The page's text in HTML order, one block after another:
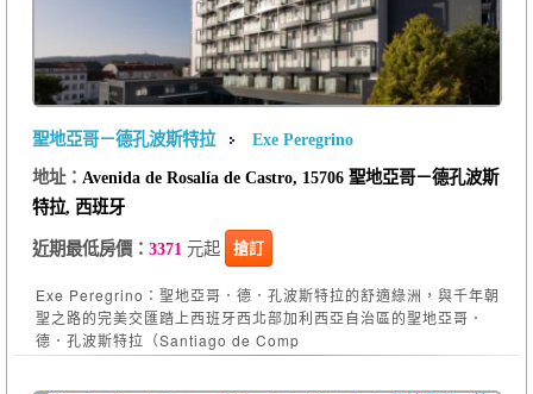
聖地亞哥－德孔波斯特拉
Exe Peregrino
地址： Avenida de Rosalía de Castro, 15706 聖地亞哥－德孔波斯
特拉, 西班牙
近期最低房價： 3371 元起 搶訂
Exe Peregrino：聖地亞哥．德．孔波斯特拉的舒適綠洲，與千年朝
聖之路的完美交匯踏上西班牙西北部加利西亞自治區的聖地亞哥．
德．孔波斯特拉（Santiago de Comp